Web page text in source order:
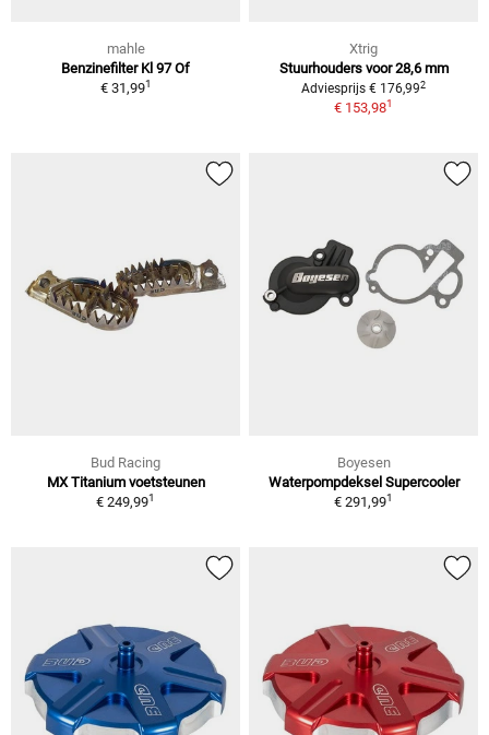
mahle
Benzinefilter Kl 97 Of
€ 31,991
Xtrig
Stuurhouders voor 28,6 mm
Adviesprijs € 176,992
€ 153,981
Bud Racing
MX Titanium voetsteunen
€ 249,991
Boyesen
Waterpompdeksel Supercooler
€ 291,991